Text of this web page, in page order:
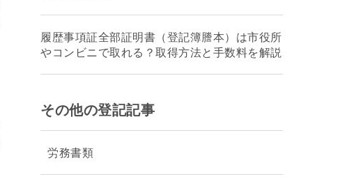
履歴事項証全部証明書（登記簿謄本）は市役所
やコンビニで取れる？取得方法と手数料を解説
その他の登記記事
労務書類